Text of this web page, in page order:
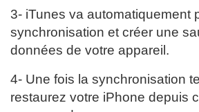
3- iTunes va automatiquement
synchronisation et créer une
données de votre appareil.
4- Une fois la synchronisation
restaurez votre iPhone depuis